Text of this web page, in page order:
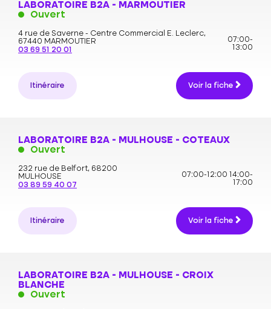
LABORATOIRE B2A - MARMOUTIER
Ouvert
4 rue de Saverne - Centre Commercial E. Leclerc,
67440 MARMOUTIER
03 69 51 20 01
07:00-
13:00
Itinéraire Voir la fiche
LABORATOIRE B2A - MULHOUSE - COTEAUX
Ouvert
232 rue de Belfort, 68200
MULHOUSE
03 89 59 40 07
07:00-12:00
14:00-
17:00
Itinéraire Voir la fiche
LABORATOIRE B2A - MULHOUSE - CROIX
BLANCHE
Ouvert